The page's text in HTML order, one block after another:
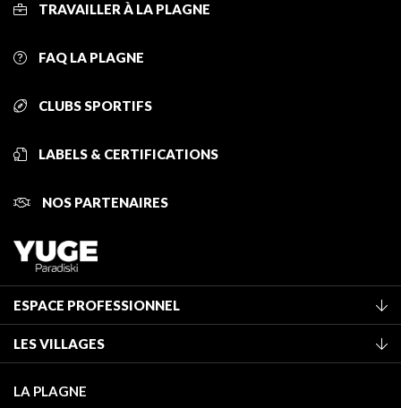
TRAVAILLER À LA PLAGNE
FAQ LA PLAGNE
CLUBS SPORTIFS
LABELS & CERTIFICATIONS
NOS PARTENAIRES
ESPACE PROFESSIONNEL
Classement des meublés
Taxe de séjour
LES VILLAGES
Montchavin - Les Coches
LA PLAGNE